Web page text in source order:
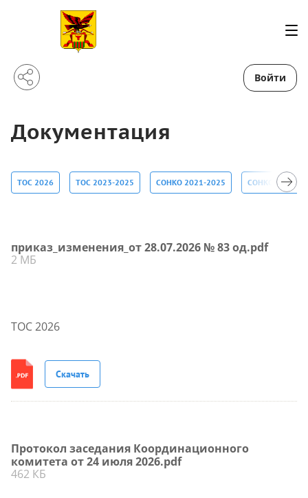
Войти
Документация
ТОС 2026 ТОС 2023-2025 СОНКО 2021-2025 СОНКО 2026
приказ_изменения_от 28.07.2026 № 83 од.pdf
2 МБ
ТОС 2026
Скачать
Протокол заседания Координационного
комитета от 24 июля 2026.pdf
462 КБ